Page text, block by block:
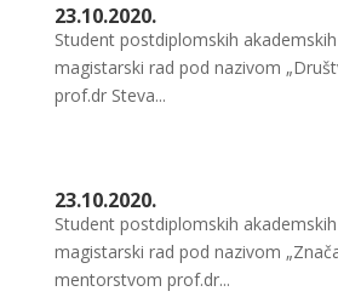
23.10.2020.
Student postdiplomskih
magistarski rad pod nazivom
prof.dr Steva...
23.10.2020.
Student postdiplomskih
magistarski rad pod nazivom
mentorstvom prof.dr...